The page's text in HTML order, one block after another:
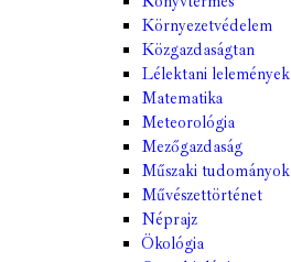
Környezetvédelem
Közgazdaságtan
Lélektani lelemények
Matematika
Meteorológia
Mezőgazdaság
Műszaki tudományok
Művészettörténet
Néprajz
Ökológia